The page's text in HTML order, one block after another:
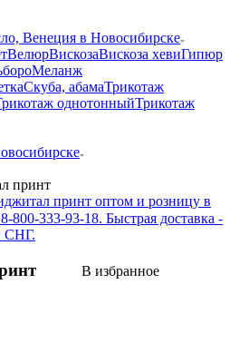
Венеция в Новосибирске
ВелюрВискозаВискоза хевиГипюр
Меланж
Скуба, абамаТрикотаж
однотонныйТрикотаж
принт
В избранное